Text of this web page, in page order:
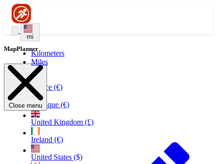
mi
Kilometers
Miles
France (€)
Belgique (€)
United Kingdom (£)
Ireland (€)
United States ($)
MapPlanner
Close menu